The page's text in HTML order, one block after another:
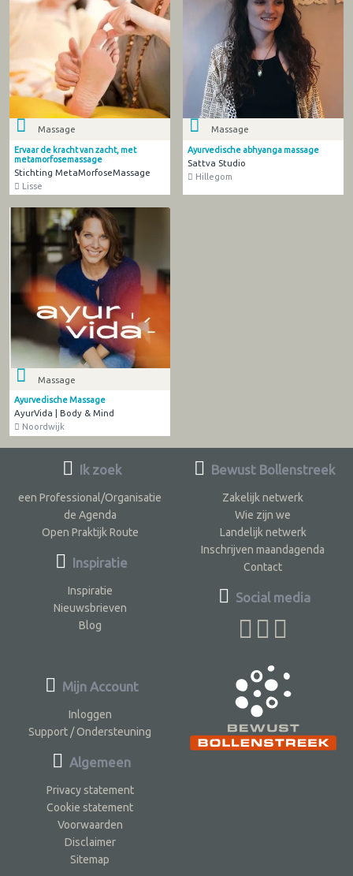
Massage
Ervaar de kracht van zacht, met
metamorfosemassage
Stichting MetaMorfoseMassage
Lisse
Massage
Ayurvedische abhyanga massage
Sattva Studio
Hillegom
Massage
Ayurvedische Massage
AyurVida | Body & Mind
Noordwijk
Ik zoek
een Professional/Organisatie
de Agenda
Open Praktijk Route
Inspiratie
Inspiratie
Nieuwsbrieven
Blog
Bewust Bollenstreek
Zakelijk netwerk
Wie zijn we
Landelijk netwerk
Inschrijven maandagenda
Contact
Social media
Mijn Account
Inloggen
Support / Ondersteuning
Algemeen
Privacy statement
Cookie statement
Voorwaarden
Disclaimer
Sitemap